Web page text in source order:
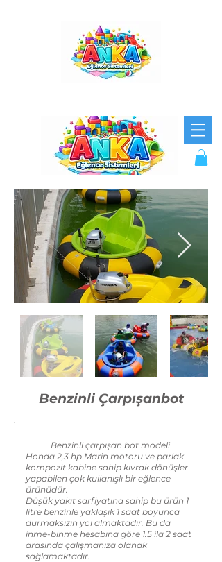
Benzinli Çarpışanbot
Benzinli çarpışan bot modeli
Honda 2,3 hp Marin motoru ve parlak
kompozit kabine sahip kıvrak dönüşler
yapabilen çok kullanışlı bir eğlence
ürünüdür.
Düşük yakıt sarfiyatına sahip bu ürün 1
litre benzinle yaklaşık 1 saat boyunca
durmaksızın yol almaktadır. Bu da
inme-binme hesabına göre 1.5 ila 2 saat
arasında çalışmanıza olanak
sağlamaktadır.